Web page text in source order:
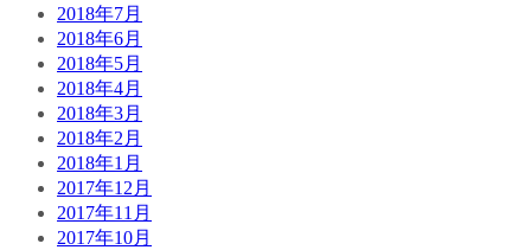
2018年7月
2018年6月
2018年5月
2018年4月
2018年3月
2018年2月
2018年1月
2017年12月
2017年11月
2017年10月